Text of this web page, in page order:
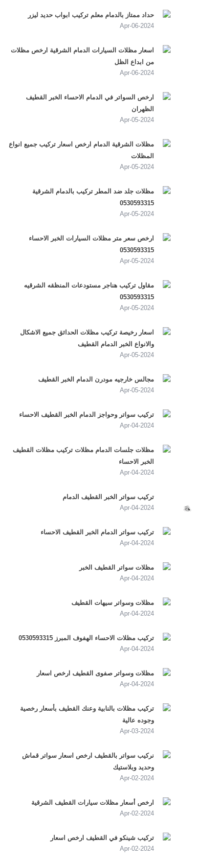
حداد ممتاز بالدمام معلم تركيب ابواب حديد ليزر
2024-Apr-06
اسعار مظلات السيارات الدمام الشرقية ارخص مظلات
من ابداع الظل
2024-Apr-06
ارخص السواتر في الدمام الاحساء الخبر القطيف
الظهران
2024-Apr-05
مظلات الشرقية الدمام ارخص اسعار تركيب جميع انواع
المظلات
2024-Apr-05
مظلات جلد ضد المطر تركيب بالدمام الشرقية
0530593315
2024-Apr-05
ارخص سعر متر مظلات السيارات الخبر الاحساء
0530593315
2024-Apr-05
مقاول تركيب هناجر مستودعات المنظقه الشرقيه
0530593315
2024-Apr-05
اسعار رخيصة تركيب مظلات الحدائق جميع الاشكال
والانواع الخبر الدمام القطيف
2024-Apr-05
مجالس خارجيه مودرن الدمام الخبر القطيف
2024-Apr-05
تركيب سواتر وحواجز الدمام الخبر القطيف الاحساء
2024-Apr-04
مظلات جلسات الدمام مظلات تركيب مظلات القطيف
الخبر الاحساء
2024-Apr-04
تركيب سواتر الخبر القطيف الدمام
2024-Apr-04
تركيب سواتر الدمام الخبر القطيف الاحساء
2024-Apr-04
مظلات سواتر القطيف الخبر
2024-Apr-04
مظلات وسواتر سيهات القطيف
2024-Apr-04
تركيب مظلات الاحساء الهفوف المبرز 0530593315
2024-Apr-04
مظلات وسواتر صفوى القطيف ارخص اسعار
2024-Apr-04
تركيب مظلات بالنابية وعنك القطيف بأسعار رخصية
وجوده عالية
2024-Apr-03
نركيب سواتر بالقطيف ارخص اسعار سواتر قماش
وحديد وبلاستيك
2024-Apr-02
ارخص أسعار مظلات سيارات القطيف الشرقية
2024-Apr-02
تركيب شينكو في القطيف ارخص اسعار
2024-Apr-02